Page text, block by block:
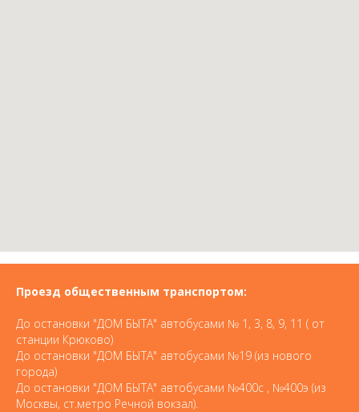
Проезд общественным транспортом:
До остановки "ДОМ БЫТА" автобусами № 1, 3, 8, 9, 11 ( от
станции Крюково)
До остановки "ДОМ БЫТА" автобусами №19 (из нового
города)
До остановки "ДОМ БЫТА" автобусами №400с , №400э (из
Москвы, ст.метро Речной вокзал).